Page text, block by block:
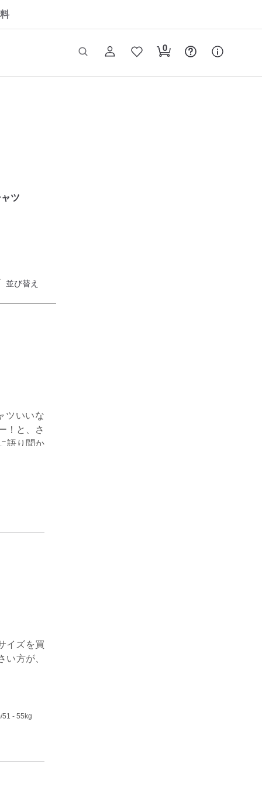
ツ
並び替え
ツいいな
！と、さ
語り聞か
イズを買
方が、
/51 - 55kg